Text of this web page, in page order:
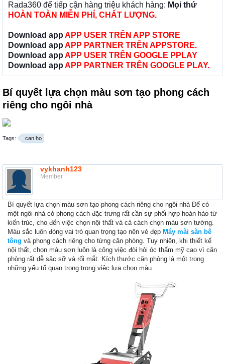
Rada360 để tiếp cận hàng triệu khách hàng: Mọi thứ
HOÀN TOÀN MIỄN PHÍ, CHẤT LƯỢNG.
Download app APP USER TRÊN APP STORE
Download app APP PARTNER TRÊN APPSTORE.
Download app APP USER TRÊN GOOGLE PPLAY
Download app APP PARTNER TRÊN GOOGLE PLAY.
Bí quyết lựa chọn màu sơn tạo phong cách
riêng cho ngôi nhà
Tags: can ho
vykhanh123
Member
Bí quyết lựa chọn màu sơn tạo phong cách riêng cho ngôi nhà Để có
một ngôi nhà có phong cách đặc trưng rất cần sự phối hợp hoàn hảo từ
kiến trúc, cho đến việc chọn nội thất và cả cách chọn màu sơn tường.
Màu sắc luôn đóng vai trò quan trọng tạo nên vẻ đẹp Máy mài sàn bê
tông và phong cách riêng cho từng căn phòng. Tuy nhiên, khi thiết kế
nội thất, chọn màu sơn luôn là công việc đòi hỏi óc thẩm mỹ cao vì căn
phòng rất dễ sặc sỡ và rối mắt. Kích thước căn phòng là một trong
những yếu tố quan trọng trong việc lựa chọn màu.